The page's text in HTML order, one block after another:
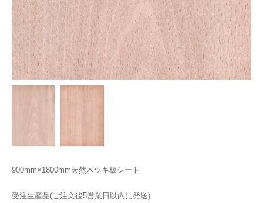
900mm×1800mm天然木ツキ板シート
受注生産品(ご注文後5営業日以内に発送)